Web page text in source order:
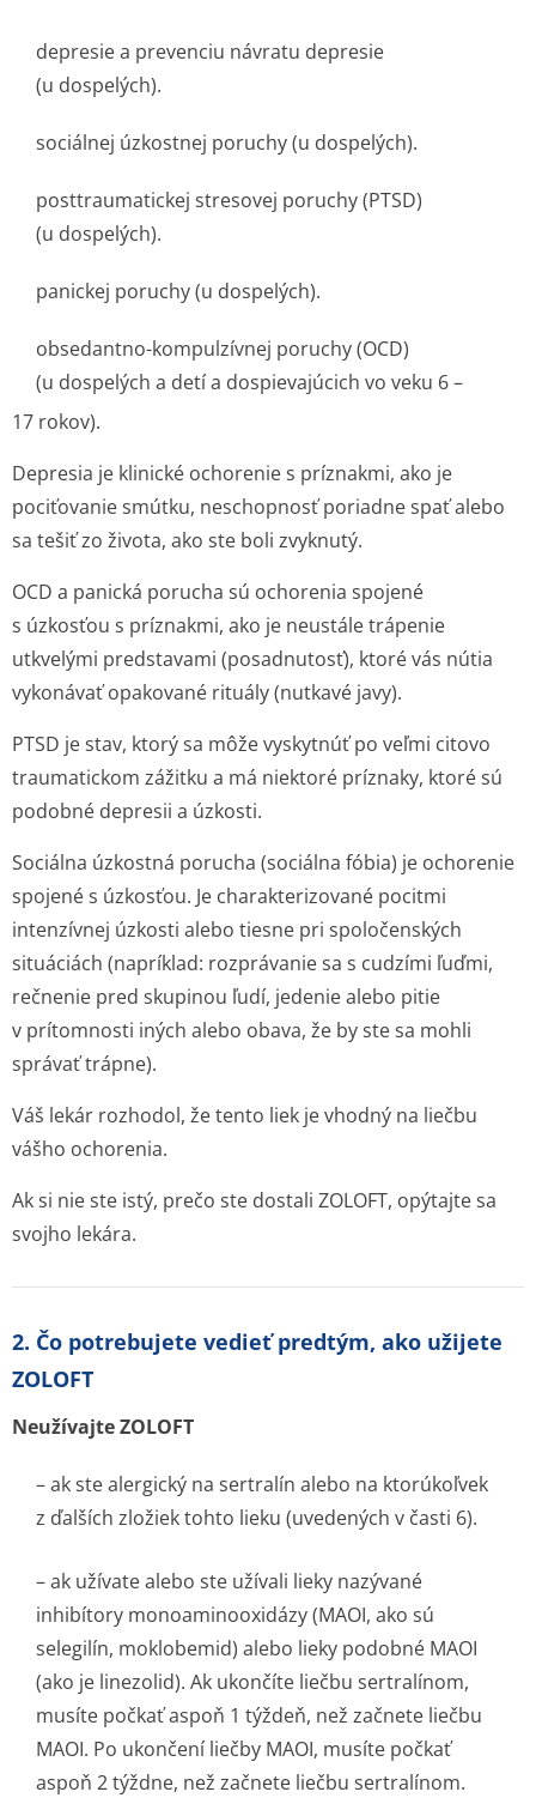
depresie a prevenciu návratu depresie
(u dospelých).
sociálnej úzkostnej poruchy (u dospelých).
posttraumatickej stresovej poruchy (PTSD)
(u dospelých).
panickej poruchy (u dospelých).
obsedantno-kompulzívnej poruchy (OCD)
(u dospelých a detí a dospievajúcich vo veku 6 –
17 rokov).
Depresia je klinické ochorenie s príznakmi, ako je
pociťovanie smútku, neschopnosť poriadne spať alebo
sa tešiť zo života, ako ste boli zvyknutý.
OCD a panická porucha sú ochorenia spojené
s úzkosťou s príznakmi, ako je neustále trápenie
utkvelými predstavami (posadnutosť), ktoré vás nútia
vykonávať opakované rituály (nutkavé javy).
PTSD je stav, ktorý sa môže vyskytnúť po veľmi citovo
traumatickom zážitku a má niektoré príznaky, ktoré sú
podobné depresii a úzkosti.
Sociálna úzkostná porucha (sociálna fóbia) je ochorenie
spojené s úzkosťou. Je charakterizované pocitmi
intenzívnej úzkosti alebo tiesne pri spoločenských
situáciách (napríklad: rozprávanie sa s cudzími ľuďmi,
rečnenie pred skupinou ľudí, jedenie alebo pitie
v prítomnosti iných alebo obava, že by ste sa mohli
správať trápne).
Váš lekár rozhodol, že tento liek je vhodný na liečbu
vášho ochorenia.
Ak si nie ste istý, prečo ste dostali ZOLOFT, opýtajte sa
svojho lekára.
2. Čo potrebujete vedieť predtým, ako užijete
ZOLOFT
Neužívajte ZOLOFT
– ak ste alergický na sertralín alebo na ktorúkoľvek
z ďalších zložiek tohto lieku (uvedených v časti 6).
– ak užívate alebo ste užívali lieky nazývané
inhibítory monoaminooxidázy (MAOI, ako sú
selegilín, moklobemid) alebo lieky podobné MAOI
(ako je linezolid). Ak ukončíte liečbu sertralínom,
musíte počkať aspoň 1 týždeň, než začnete liečbu
MAOI. Po ukončení liečby MAOI, musíte počkať
aspoň 2 týždne, než začnete liečbu sertralínom.